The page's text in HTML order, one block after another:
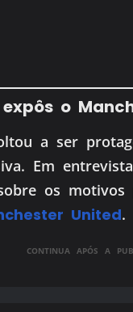
o
a ser
Em
os
United.
CONTINUA APÓS A